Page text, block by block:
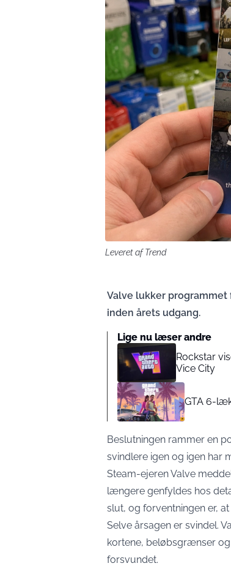
Leveret af Trend
Valve lukker
inden årets udgang.
Lige nu læser andre
Rockstar
Vice City
GTA 6-
Beslutningen rammer en
svindlere igen og igen har
Steam-ejeren Valve
længere genfyldes hos
slut, og forventningen er,
Selve årsagen er svindel.
kortene, beløbsgrænser
forsvundet.